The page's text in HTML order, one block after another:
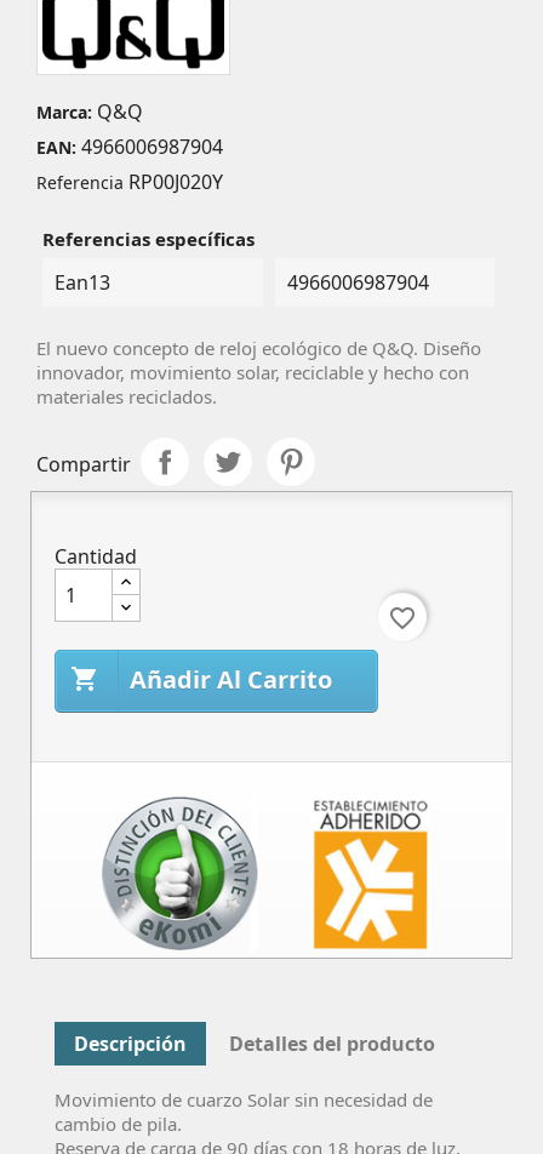
Marca: Q&Q
EAN: 4966006987904
Referencia RP00J020Y
Referencias específicas
Ean13 4966006987904
El nuevo concepto de reloj ecológico de Q&Q. Diseño
innovador, movimiento solar, reciclable y hecho con
materiales reciclados.
Compartir
Cantidad
 Añadir Al Carrito
favorite_border
Descripción Detalles del producto
Movimiento de cuarzo Solar sin necesidad de
cambio de pila.
Reserva de carga de 90 días con 18 horas de luz.